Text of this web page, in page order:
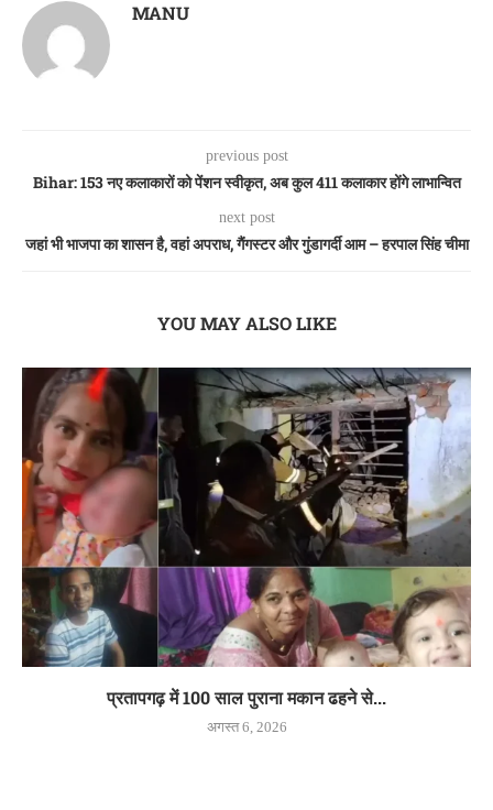
MANU
previous post
Bihar: 153 नए कलाकारों को पेंशन स्वीकृत, अब कुल 411 कलाकार होंगे लाभान्वित
next post
जहां भी भाजपा का शासन है, वहां अपराध, गैंगस्टर और गुंडागर्दी आम – हरपाल सिंह चीमा
YOU MAY ALSO LIKE
प्रतापगढ़ में 100 साल पुराना मकान ढहने से...
अगस्त 6, 2026